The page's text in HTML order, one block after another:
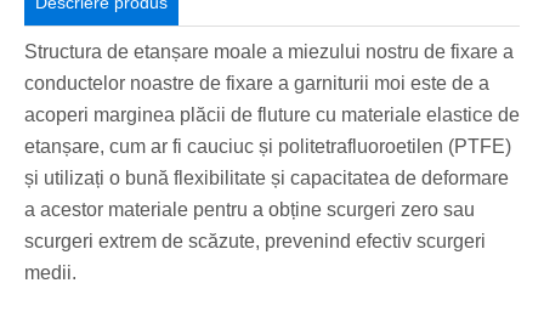
Structura de etanșare moale a miezului nostru de fixare a
conductelor noastre de fixare a garniturii moi este de a
acoperi marginea plăcii de fluture cu materiale elastice de
etanșare, cum ar fi cauciuc și politetrafluoroetilen (PTFE)
și utilizați o bună flexibilitate și capacitatea de deformare
a acestor materiale pentru a obține scurgeri zero sau
scurgeri extrem de scăzute, prevenind efectiv scurgeri
medii.